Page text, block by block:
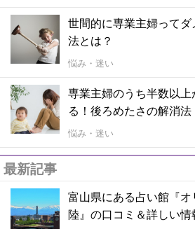
世間的に専業主婦って
法とは？
悩み・迷い
専業主婦のうち半数以
る！後ろめたさの解消法
悩み・迷い
最新記事
富山県にある占い館『
陸』の口コミ＆詳しい情